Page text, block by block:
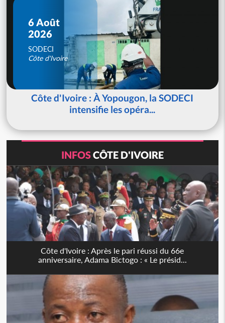
6 Août
2026
SODECI
Côte d'Ivoire
Côte d'Ivoire : À Yopougon, la SODECI
intensifie les opéra...
INFOSCÔTE D'IVOIRE
Côte d'Ivoire : Après le pari réussi du 66e
anniversaire, Adama Bictogo : « Le présid...